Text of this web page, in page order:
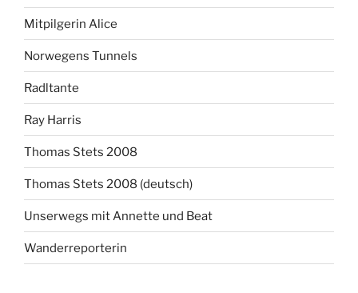
Mitpilgerin Alice
Norwegens Tunnels
Radltante
Ray Harris
Thomas Stets 2008
Thomas Stets 2008 (deutsch)
Unserwegs mit Annette und Beat
Wanderreporterin